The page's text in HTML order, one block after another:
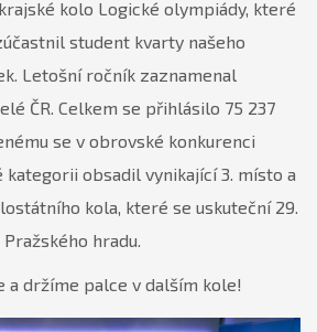
kolo Logické olympiády, které
student kvarty našeho
Letošní ročník zaznamenal
ČR. Celkem se přihlásilo 75 237
se v obrovské konkurenci
kategorii obsadil vynikající 3. místo a
kola, které se uskuteční 29.
hradu.
a držíme palce v dalším kole!